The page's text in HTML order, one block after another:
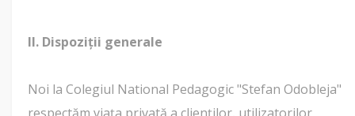
II. Dispoziții generale
Noi la Colegiul National Pedagogic "Stefan Odobleja"